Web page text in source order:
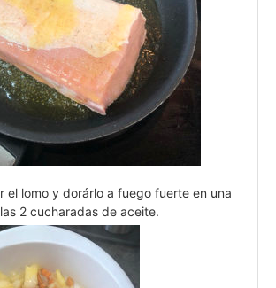
el lomo y dorárlo a fuego fuerte en una
2 cucharadas de aceite.